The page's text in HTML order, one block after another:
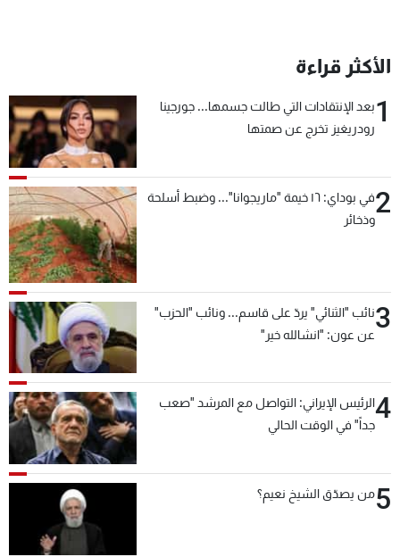
الأكثر قراءة
1بعد الإنتقادات التي طالت جسمها... جورجينا
رودريغيز تخرج عن صمتها
2
في بوداي: ١٦ خيمة "ماريجوانا"... وضبط أسلحة
وذخائر
3نائب "الثنائي" يردّ على قاسم... ونائب "الحزب"
عن عون: "انشالله خير"
4الرئيس الإيراني: التواصل مع المرشد "صعب
جداً" في الوقت الحالي
5من يصدّق الشيخ نعيم؟